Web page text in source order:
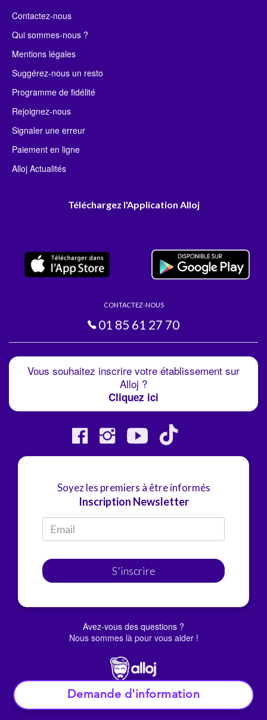
Demande d'information
Contactez-nous
Qui sommes-nous ?
Mentions légales
Suggérez-nous un resto
Programme de fidélité
Rejoignez-nous
Signaler une erreur
Paiement en ligne
Alloj Actualités
Téléchargez l'Application Alloj
CONTACTEZ-NOUS
01 85 61 27 70
Vous souhaitez inscrire votre établissement sur
Alloj ?
Cliquez ici
Soyez les premiers à être informés
Inscription Newsletter
S'inscrire
Avez-vous des questions ?
Nous sommes là pour vous aider !
© Alloj.2022 Tous droits réservés